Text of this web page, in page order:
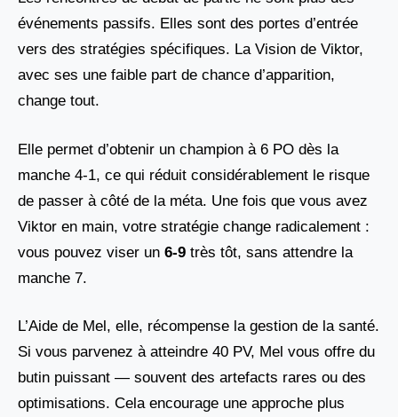
événements passifs. Elles sont des portes d’entrée
vers des stratégies spécifiques. La Vision de Viktor,
avec ses une faible part de chance d’apparition,
change tout.
Elle permet d’obtenir un champion à 6 PO dès la
manche 4-1, ce qui réduit considérablement le risque
de passer à côté de la méta. Une fois que vous avez
Viktor en main, votre stratégie change radicalement :
vous pouvez viser un 6-9 très tôt, sans attendre la
manche 7.
L’Aide de Mel, elle, récompense la gestion de la santé.
Si vous parvenez à atteindre 40 PV, Mel vous offre du
butin puissant — souvent des artefacts rares ou des
optimisations. Cela encourage une approche plus